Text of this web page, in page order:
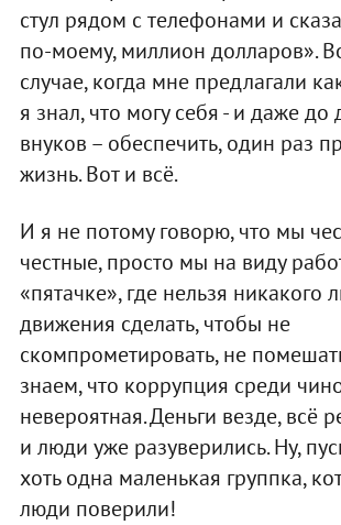
стул рядом с телефонами и
по-моему, миллион долларов».
случае, когда мне предлагали
я знал, что могу себя - и даже до
внуков – обеспечить, один раз
жизнь. Вот и всё.
И я не потому говорю, что мы
честные, просто мы на виду
«пятачке», где нельзя никакого
движения сделать, чтобы не
скомпрометировать, не
знаем, что коррупция среди
невероятная. Деньги везде, всё
и люди уже разуверились. Ну,
хоть одна маленькая группка,
люди поверили!